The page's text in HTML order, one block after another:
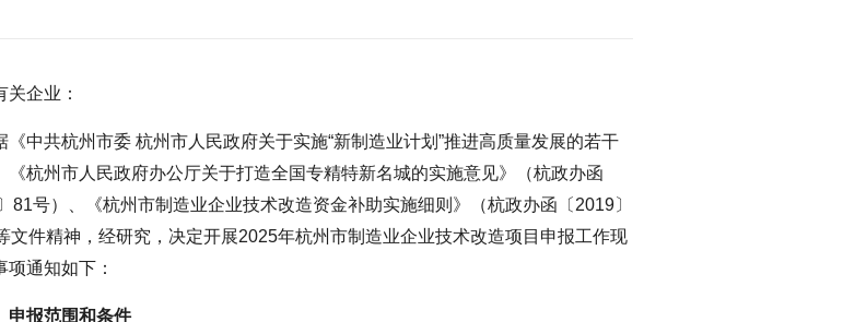
关企业：
《中共杭州市委 杭州市人民政府关于实施“新制造业计划”推进高质量发展的若干
《杭州市人民政府办公厅关于打造全国专精特新名城的实施意见》（杭政办函
81号）、《杭州市制造业企业技术改造资金补助实施细则》（杭政办函〔2019〕
文件精神，经研究，决定开展2025年杭州市制造业企业技术改造项目申报工作现
项通知如下：
申报范围和条件